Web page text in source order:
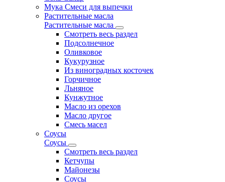
Мука Смеси для выпечки
Растительные масла
Растительные масла
Смотреть весь раздел
Подсолнечное
Оливковое
Кукурузное
Из виноградных косточек
Горчичное
Льняное
Кунжутное
Масло из орехов
Масло другое
Смесь масел
Соусы
Соусы
Смотреть весь раздел
Кетчупы
Майонезы
Соусы